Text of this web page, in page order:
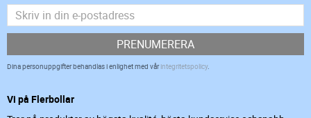
PRENUMERERA
Dina personuppgifter behandlas i enlighet med vårintegritetspolicy.
Vi på Flerbollar